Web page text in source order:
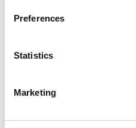
Preferences
Statistics
Marketing
Syötä
Aktivoimme
sähköpostitse.
Etu- ja sukunimi*